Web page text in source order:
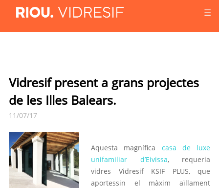
☰
Vidresif present a grans projectes
de les Illes Balears.
11/07/17
Aquesta magnífica casa de luxe
unifamiliar d’Eivissa, requeria
vidres Vidresif KSIF PLUS, que
aportessin el màxim aïllament